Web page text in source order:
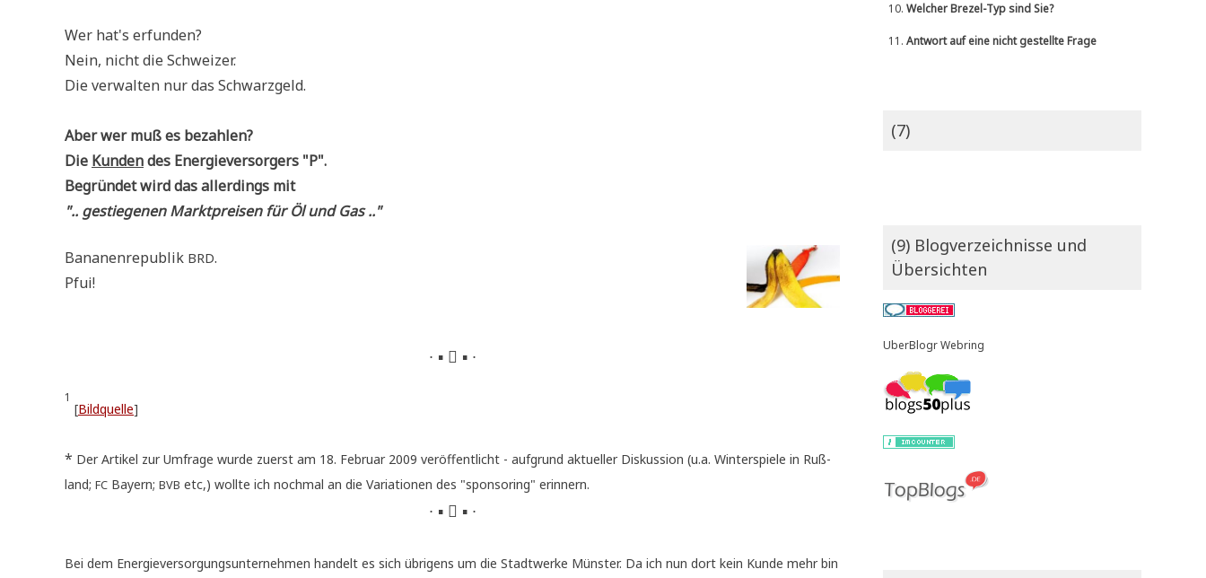
Wer hat's erfunden?
Nein, nicht die Schweizer.
Die ver­wal­ten nur das Schwarzgeld.
Aber wer muß es bezahlen?
Die Kun­dendes Ener­gie­ver­sor­gers "P".
Begrün­det wird das aller­dings mit
".. gestie­ge­nen Markt­prei­sen für Öl und Gas .."
Bana­nen­re­pu­blik BRD.
Pfui!
∙ ▪  ▪ ∙
1
[Bild­quel­le]
* Der Arti­kel zur Umfra­ge wur­de zuerst am 18. Febru­ar 2009 ver­öf­fent­licht - auf­grund aktu­el­ler Dis­kus­si­on (u.a. Win­ter­spie­le in Ruß­
land; FC Bay­ern; BVB etc,) woll­te ich noch­mal an die Varia­tio­nen des "spon­so­ring" erinnern.
∙ ▪  ▪ ∙
Bei dem Ener­gie­ver­sor­gungs­un­ter­neh­men han­delt es sich übri­gens um die Stadt­wer­ke Mün­ster. Da ich nun dort kein Kun­de mehr bin
10. Welcher Brezel-Typ sind Sie?
11. Antwort auf eine nicht gestellte Frage
(7)
(9) Blogverzeichnisse und
Übersichten
UberBlogr Webring